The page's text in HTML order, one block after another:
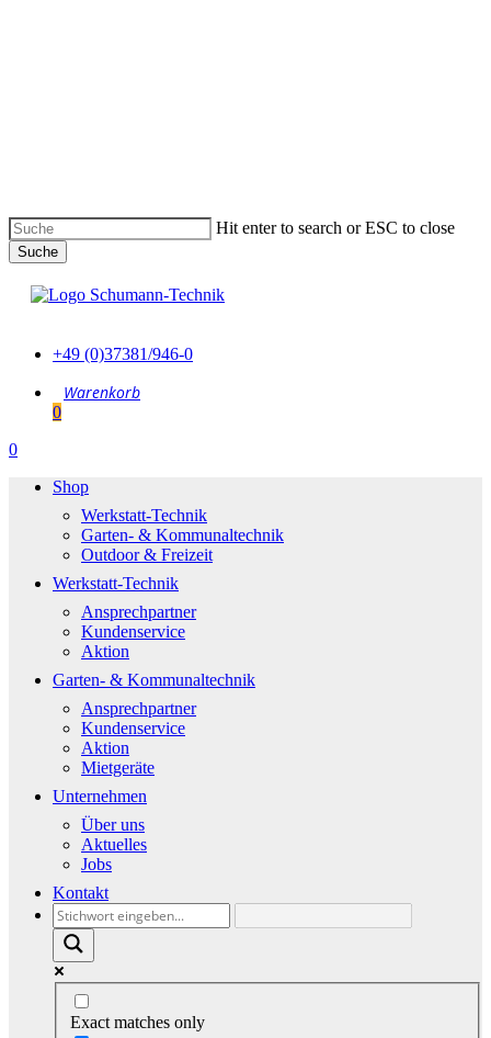
Hit enter to search or ESC to close
Suche
schließen
+49 (0)37381/946-0
0
Menu
0
Shop
Werkstatt-Technik
Garten- & Kommunaltechnik
Outdoor & Freizeit
Werkstatt-Technik
Ansprechpartner
Kundenservice
Aktion
Garten- & Kommunaltechnik
Ansprechpartner
Kundenservice
Aktion
Mietgeräte
Unternehmen
Über uns
Aktuelles
Jobs
Kontakt
Exact matches only